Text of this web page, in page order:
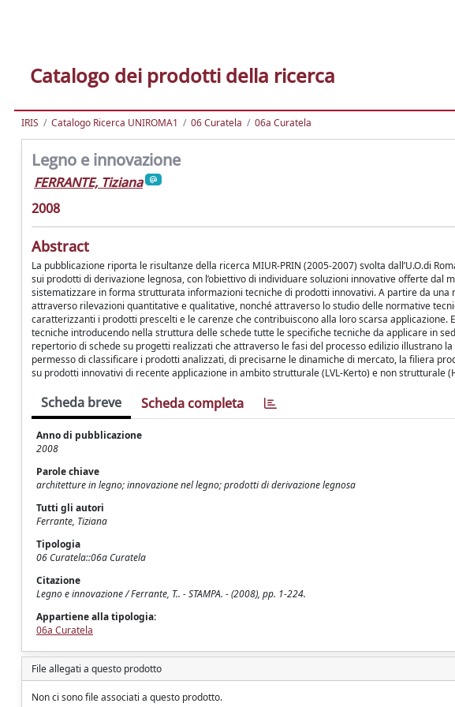
Catalogo dei prodotti della ricerca
IRIS Catalogo Ricerca UNIROMA1 06 Curatela 06a Curatela
Legno e innovazione
FERRANTE, Tiziana
2008
Abstract
La pubblicazione riporta le risultanze della ricerca MIUR-PRIN (2005-2007) svolta dall’U.O.di
sui prodotti di derivazione legnosa, con l’obiettivo di individuare soluzioni innovative offerte
sistematizzare in forma strutturata informazioni tecniche di prodotti innovativi. A partire da una
attraverso rilevazioni quantitative e qualitative, nonché attraverso lo studio delle normative
caratterizzanti i prodotti prescelti e le carenze che contribuiscono alla loro scarsa
tecniche introducendo nella struttura delle schede tutte le specifiche tecniche da applicare in
repertorio di schede su progetti realizzati che attraverso le fasi del processo edilizio illustrano
permesso di classificare i prodotti analizzati, di precisarne le dinamiche di mercato, la filiera
su prodotti innovativi di recente applicazione in ambito strutturale (LVL-Kerto) e non strutturale
Scheda breve Scheda completa
Anno di pubblicazione
2008
Parole chiave
architetture in legno; innovazione nel legno; prodotti di derivazione legnosa
Tutti gli autori
Ferrante, Tiziana
Tipologia
06 Curatela::06a Curatela
Citazione
Legno e innovazione / Ferrante, T.. - STAMPA. - (2008), pp. 1-224.
Appartiene alla tipologia:
06a Curatela
File allegati a questo prodotto
Non ci sono file associati a questo prodotto.